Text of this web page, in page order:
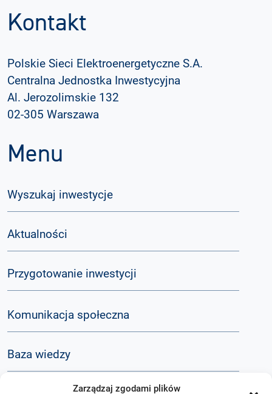
Zarządzaj zgodami plików
Kontakt
Polskie Sieci Elektroenergetyczne S.A.
Centralna Jednostka Inwestycyjna
Al. Jerozolimskie 132
02-305 Warszawa
Menu
Wyszukaj inwestycje
Aktualności
Przygotowanie inwestycji
Komunikacja społeczna
Baza wiedzy